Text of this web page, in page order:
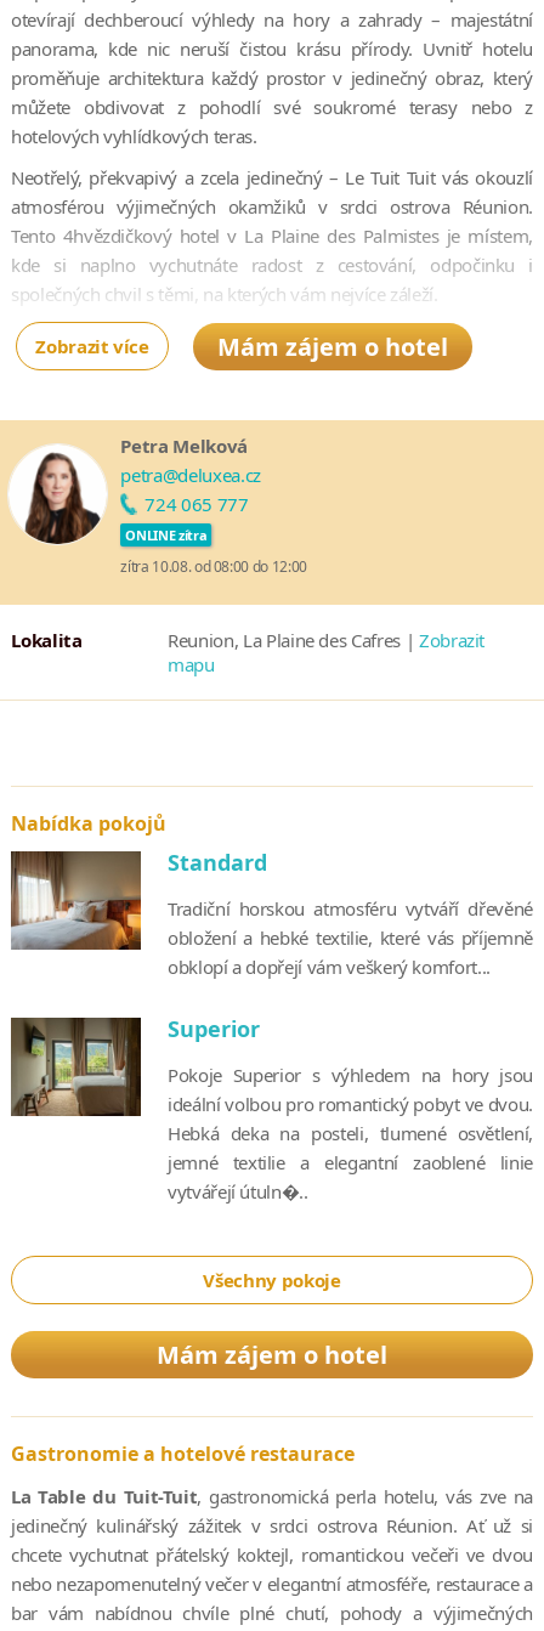
otevírají dechberoucí výhledy na hory a zahrady – majestátní
panorama, kde nic neruší čistou krásu přírody. Uvnitř hotelu
proměňuje architektura každý prostor v jedinečný obraz, který
můžete obdivovat z pohodlí své soukromé terasy nebo z
hotelových vyhlídkových teras.
Neotřelý, překvapivý a zcela jedinečný – Le Tuit Tuit vás okouzlí
atmosférou výjimečných okamžiků v srdci ostrova Réunion.
Tento 4hvězdičkový hotel v La Plaine des Palmistes je místem,
kde si naplno vychutnáte radost z cestování, odpočinku i
společných chvil s těmi, na kterých vám nejvíce záleží.
Zobrazit více Mám zájem o hotel
Petra Melková
petra@deluxea.cz
724 065 777
ONLINE zítra
zítra 10.08. od 08:00 do 12:00
Lokalita Reunion, La Plaine des Cafres | Zobrazit
mapu
Nabídka pokojů
Standard
Tradiční horskou atmosféru vytváří dřevěné
obložení a hebké textilie, které vás příjemně
obklopí a dopřejí vám veškerý komfort...
Superior
Pokoje Superior s výhledem na hory jsou
ideální volbou pro romantický pobyt ve dvou.
Hebká deka na posteli, tlumené osvětlení,
jemné textilie a elegantní zaoblené linie
vytvářejí útuln�..
Všechny pokoje
Mám zájem o hotel
Gastronomie a hotelové restaurace
La Table du Tuit-Tuit, gastronomická perla hotelu, vás zve na
jedinečný kulinářský zážitek v srdci ostrova Réunion. Ať už si
chcete vychutnat přátelský koktejl, romantickou večeři ve dvou
nebo nezapomenutelný večer v elegantní atmosféře, restaurace a
bar vám nabídnou chvíle plné chutí, pohody a výjimečných